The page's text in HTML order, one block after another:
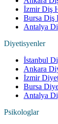
İzmir Diş
Bursa Diş
Antalya
Diyetisyenler
İstanbul
Ankara
İzmir
Bursa
Antalya
Psikologlar